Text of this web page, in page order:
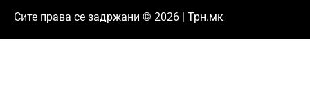
Сите права се задржани © 2026 | Трн.мк